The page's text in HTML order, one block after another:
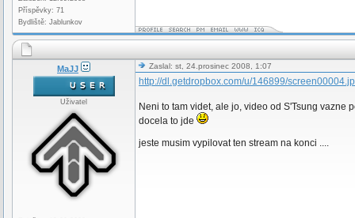
Příspěvky: 71
Bydliště: Jablunkov
MaJJ
Uživatel
Zaslal: st, 24.prosinec 2008, 1:07
http://dl.getdropbox.com/u/146899/
Neni to tam videt, ale jo, video od S'Tsung vazne
docela to jde
jeste musim vypilovat ten stream na konci ....